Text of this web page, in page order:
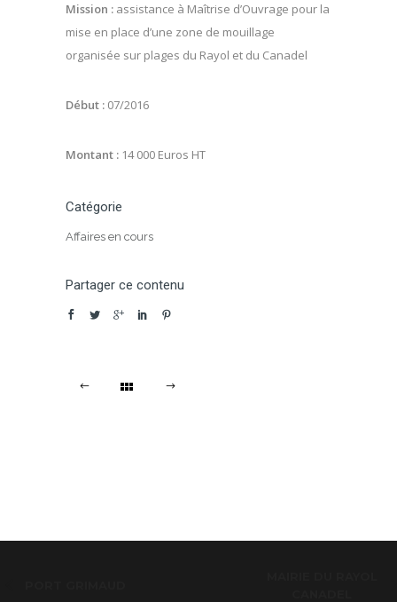
Mission : assistance à Maîtrise d’Ouvrage pour la
mise en place d’une zone de mouillage
organisée sur plages du Rayol et du Canadel
Début : 07/2016
Montant : 14 000 Euros HT
Catégorie
Affaires en cours
Partager ce contenu